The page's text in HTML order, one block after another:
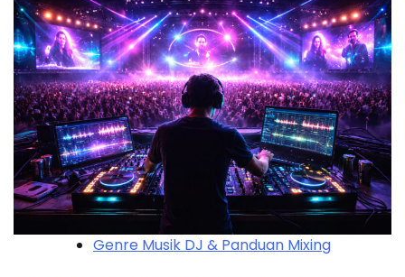
Genre Musik DJ & Panduan Mixing